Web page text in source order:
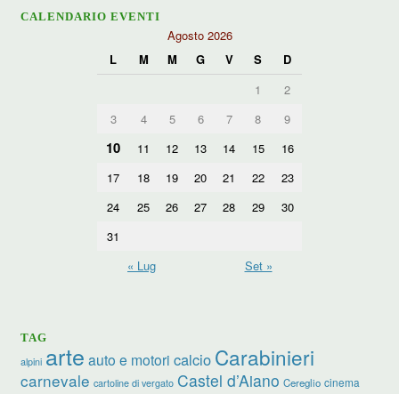
CALENDARIO EVENTI
Agosto 2026
L
M M G V S
D
1
2
3
4 5 6 7 8 9
10 11 12 13 14 15
16
17
18 19 20 21 22
23
24
25 26 27 28 29
30
31
« Lug
Set »
TAG
alpini arte auto e motori calcio Carabinieri
carnevale cartoline di vergato Castel d’Aiano Cereglio cinema